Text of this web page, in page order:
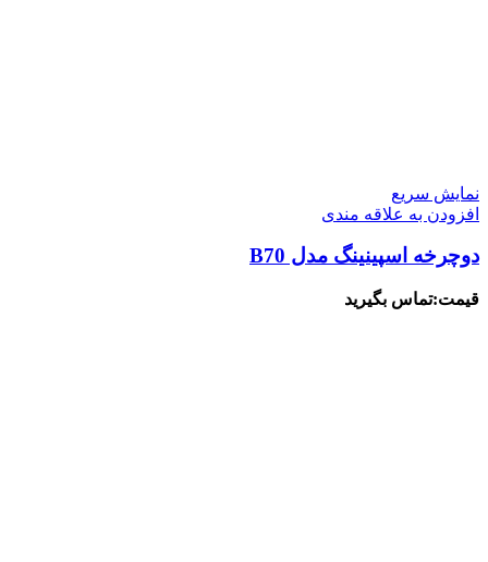
نمایش سریع
افزودن به علاقه مندی
دوچرخه اسپینینگ مدل B70
قیمت:تماس بگیرید